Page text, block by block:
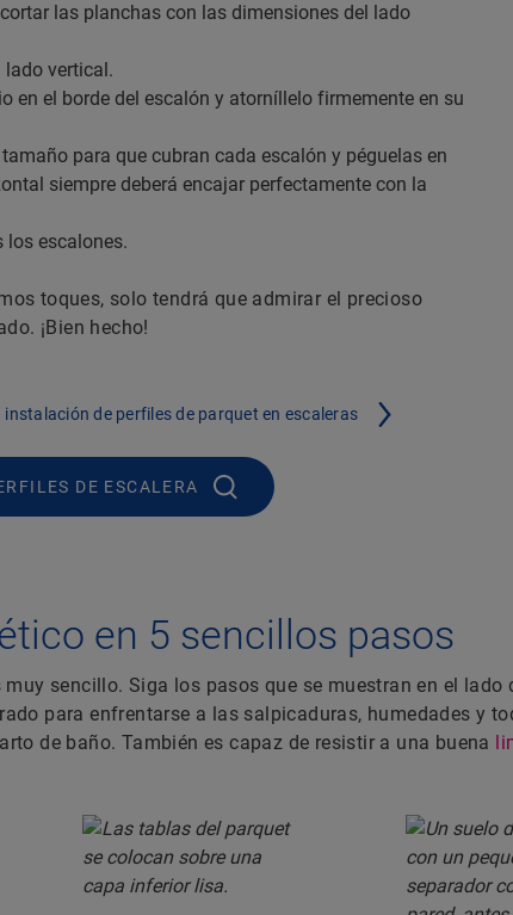
las planchas con las dimensiones del lado
lado vertical.
en el borde del escalón y atorníllelo firmemente en su
para que cubran cada escalón y péguelas en
siempre deberá encajar perfectamente con la
los escalones.
toques, solo tendrá que admirar el precioso
¡Bien hecho!
de perfiles de parquet en escaleras
DE ESCALERA
en 5 sencillos pasos
sencillo. Siga los pasos que se muestran en el lado
para enfrentarse a las salpicaduras, humedades y
de baño. También es capaz de resistir a una buena